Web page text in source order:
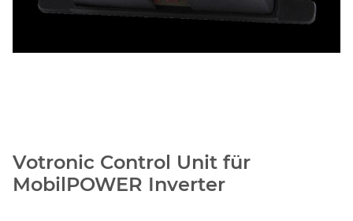
Votronic Control Unit für
MobilPOWER Inverter